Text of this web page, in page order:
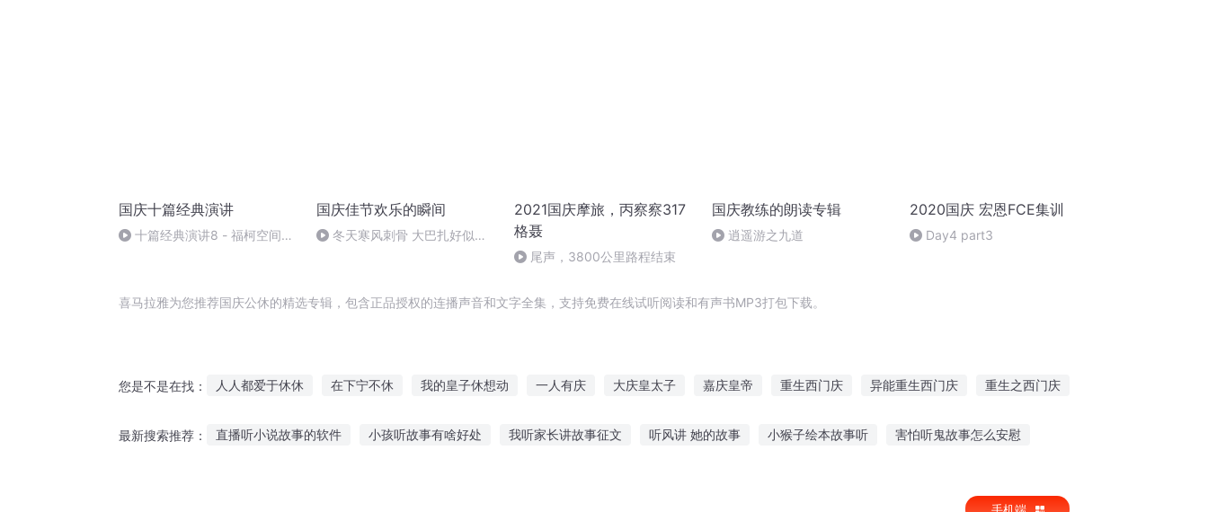
国庆十篇经典演讲
十篇经典演讲8 - 福柯空间回
国庆佳节欢乐的瞬间
冬天寒风刺骨 大巴扎好似温
2021国庆摩旅，丙察察317
格聂
尾声，3800公里路程结束
国庆教练的朗读专辑
逍遥游之九道
2020国庆 宏恩FCE集训
Day4 part3
喜马拉雅为您推荐国庆公休的精选专辑，包含正品授权的连播声音和文字全集，支持免费在线试听阅读和有声书MP3打包下载。
您是不是在找： 人人都爱于休休 在下宁不休 我的皇子休想动 一人有庆 大庆皇太子 嘉庆皇帝 重生西门庆 异能重生西门庆 重生之西门庆
最新搜索推荐： 直播听小说故事的软件 小孩听故事有啥好处 我听家长讲故事征文 听风讲 她的故事 小猴子绘本故事听 害怕听鬼故事怎么安慰